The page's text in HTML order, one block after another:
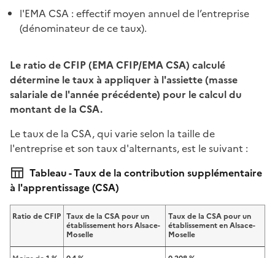
l'EMA CSA : effectif moyen annuel de l’entreprise
(dénominateur de ce taux).
Le ratio de CFIP (EMA CFIP/EMA CSA) calculé
détermine le taux à appliquer à l'assiette (masse
salariale de l'année précédente) pour le calcul du
montant de la CSA.
Le taux de la CSA, qui varie selon la taille de
l'entreprise et son taux d'alternants, est le suivant :
Tableau - Taux de la contribution supplémentaire
à l'apprentissage (CSA)
Ratio de CFIP Taux de la CSA pour un
établissement hors Alsace-
Moselle
Taux de la CSA pour un
établissement en Alsace-
Moselle